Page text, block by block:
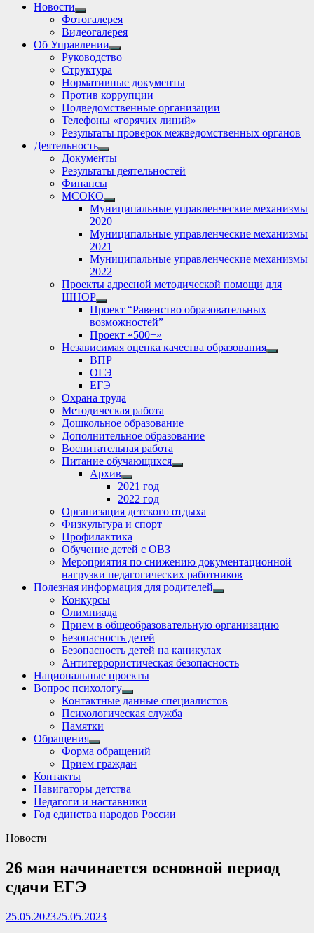
Новости
Show
sub
menu
Фотогалерея
Видеогалерея
Об Управлении
Show
sub
Руководство
Структура
Нормативные документы
Против коррупции
Подведомственные организации
Телефоны «горячих линий»
Результаты проверок межведомственных органов
Деятельность
Show
sub
menu
Документы
Результаты деятельностей
Финансы
МСОКО
Show
sub
menu
Муниципальные управленческие механизмы
2020
Муниципальные управленческие механизмы
2021
Муниципальные управленческие механизмы
2022
Проекты адресной методической помощи для
ШНОР
Show
sub
menu
Проект “Равенство образовательных
возможностей”
Проект «500+»
Независимая оценка качества образования
Show
ВПР
ОГЭ
ЕГЭ
Охрана труда
Методическая работа
Дошкольное образование
Дополнительное образование
Воспитательная работа
Питание обучающихся
Show
Архив
Show
sub
menu
2021 год
2022 год
Организация детского отдыха
Физкультура и спорт
Профилактика
Обучение детей с ОВЗ
Мероприятия по снижению документационной
нагрузки педагогических работников
Полезная информация для родителей
Show
Конкурсы
Олимпиада
Прием в общеобразовательную организацию
Безопасность детей
Безопасность детей на каникулах
Антитеррористическая безопасность
Национальные проекты
Вопрос психологу
Show
sub
menu
Контактные данные специалистов
Психологическая служба
Памятки
Обращения
Show
sub
menu
Форма обращений
Прием граждан
Контакты
Навигаторы детства
Педагоги и наставники
Год единства народов России
Новости
26 мая начинается основной период
сдачи ЕГЭ
25.05.202325.05.2023